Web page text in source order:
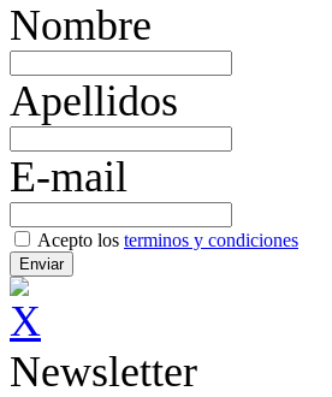
Nombre
Apellidos
E-mail
Acepto los terminos y condiciones
Newsletter